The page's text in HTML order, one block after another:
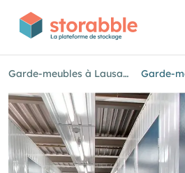
Garde-meubles à Lausanne